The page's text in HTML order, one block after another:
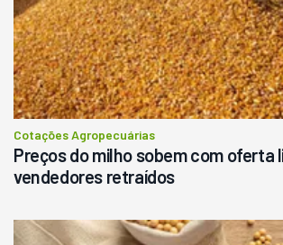
Cotações Agropecuárias
Preços do milho sobem com oferta
vendedores retraídos